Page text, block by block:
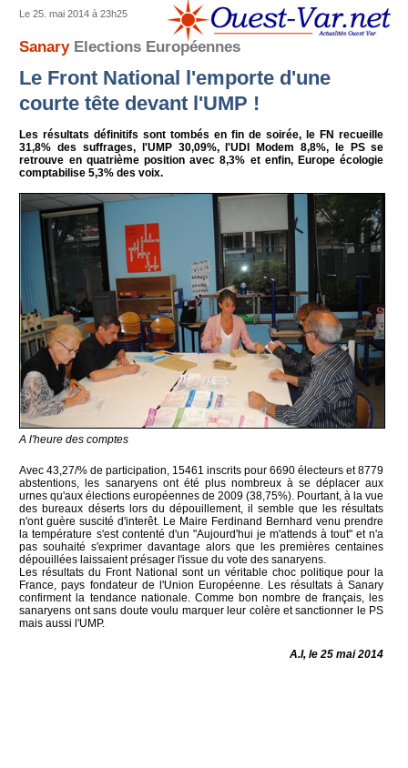
Le 25. mai 2014 à 23h25
Sanary Elections Européennes
Le Front National l'emporte d'une
courte tête devant l'UMP !
Les résultats définitifs sont tombés en fin de soirée, le FN recueille
31,8% des suffrages, l'UMP 30,09%, l'UDI Modem 8,8%, le PS se
retrouve en quatrième position avec 8,3% et enfin, Europe écologie
comptabilise 5,3% des voix.
A l'heure des comptes
Avec 43,27/% de participation, 15461 inscrits pour 6690 électeurs et 8779
abstentions, les sanaryens ont été plus nombreux à se déplacer aux
urnes qu'aux élections européennes de 2009 (38,75%). Pourtant, à la vue
des bureaux déserts lors du dépouillement, il semble que les résultats
n'ont guère suscité d'interêt. Le Maire Ferdinand Bernhard venu prendre
la température s'est contenté d'un "Aujourd'hui je m'attends à tout" et n'a
pas souhaité s'exprimer davantage alors que les premières centaines
dépouillées laissaient présager l'issue du vote des sanaryens.
Les résultats du Front National sont un véritable choc politique pour la
France, pays fondateur de l'Union Européenne. Les résultats à Sanary
confirment la tendance nationale. Comme bon nombre de français, les
sanaryens ont sans doute voulu marquer leur colère et sanctionner le PS
mais aussi l'UMP.
A.I, le 25 mai 2014